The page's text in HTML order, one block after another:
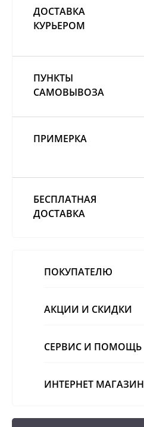
ДОСТАВКА
КУРЬЕРОМ
ПУНКТЫ
САМОВЫВОЗА
ПРИМЕРКА
БЕСПЛАТНАЯ
ДОСТАВКА
ПОКУПАТЕЛЮ
АКЦИИ И СКИДКИ
СЕРВИС И ПОМОЩЬ
ИНТЕРНЕТ МАГАЗИН